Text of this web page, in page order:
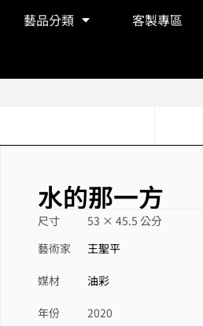
藝品分類 客製專區
水的那一方
尺寸
53 × 45.5 公分
藝術家
王聖平
媒材 油彩
年份 2020